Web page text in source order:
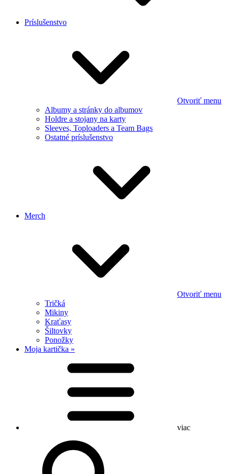
Príslušenstvo
Otvoriť menu
Albumy a stránky do albumov
Holdre a stojany na karty
Sleeves, Toploaders a Team Bags
Ostatné príslušenstvo
Merch
Otvoriť menu
Tričká
Mikiny
Kraťasy
Šiltovky
Ponožky
Moja kartička »
viac